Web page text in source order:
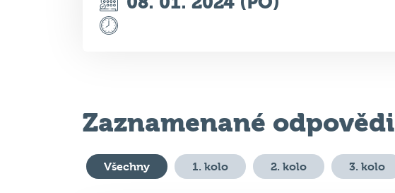
Zaznamenané odpovědi
Všechny 1. kolo 2. kolo 3. kolo